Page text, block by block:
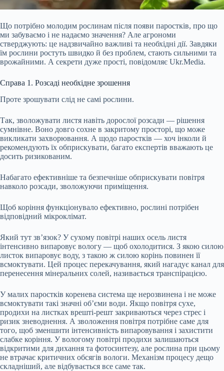
Що потрібно молодим рослинам після появи паростків, про що
ми забуваємо і не надаємо значення? Але агрономи
стверджують: це надзвичайно важливі та необхідні дії. Завдяки
їм рослини ростуть швидко й без проблем, стають сильними та
врожайними. А секрети дуже прості, повідомляє Ukr.Media.
Справа 1. Розсаді необхідне зрошення
Проте зрошувати слід не самі рослини.
Так, зволожувати листя навіть дорослої розсади — рішення
сумнівне. Воно довго сохне в закритому просторі, що може
викликати захворювання. А щодо паростків — хоч інколи й
рекомендують їх обприскувати, багато експертів вважають це
досить ризикованим.
Набагато ефективніше та безпечніше обприскувати повітря
навколо розсади, зволожуючи приміщення.
Щоб коріння функціонувало ефективно, рослині потрібен
відповідний мікроклімат.
Який тут зв’язок? У сухому повітрі наших осель листя
інтенсивно випаровує вологу — щоб охолодитися. З якою силою
листок випаровує воду, з такою ж силою корінь повинен її
всмоктувати. Цей процес перекачування, який нагадує канал для
перенесення мінеральних солей, називається транспірацією.
У малих паростків коренева система ще нерозвинена і не може
всмоктувати такі значні об’єми води. Якщо повітря сухе,
продихи на листках врешті-решт закриваються через стрес і
ризик зневоднення. А зволоження повітря потрібне саме для
того, щоб зменшити інтенсивність випаровування і захистити
слабке коріння. У вологому повітрі продихи залишаються
відкритими для дихання та фотосинтезу, але рослина при цьому
не втрачає критичних обсягів вологи. Механізм процесу дещо
складніший, але відбувається все саме так.